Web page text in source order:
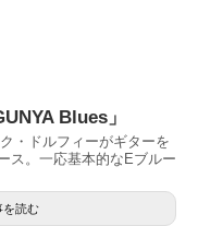
Blues」
・ドルフィーがギターを
ス。一応基本的なEブルー
を読む